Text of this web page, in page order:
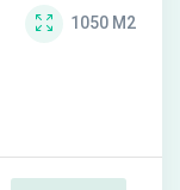
1050 M2